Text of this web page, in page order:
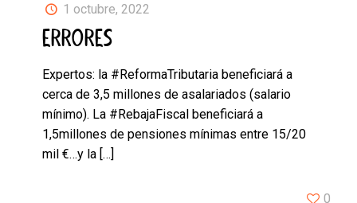
1 octubre, 2022
ERRORES
Expertos: la #ReformaTributaria beneficiará a
cerca de 3,5 millones de asalariados (salario
mínimo). La #RebajaFiscal beneficiará a
1,5millones de pensiones mínimas entre 15/20
mil €…y la […]
0